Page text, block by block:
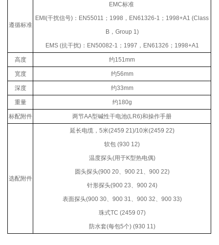
遵循标准
EMC标准
EMI(干扰信号) ： EN55011 ； 1998 ， EN61326-1 ； 1998+A1 (Class
B， Group 1)
EMS (抗干扰)： EN50082-1 ； 1997 ， EN61326 ； 1998+A1
高度 约151mm
宽度 约56mm
深度 约33mm
重量 约180g
标配附件 两节AA型碱性干电池(LR6)和操作手册
选配附件
延长电缆， 5米(2459 21)/10米(2459 22)
软包 (930 12)
温度探头(用于K型热电偶)
圆头探头(900 20、 900 21
900 22)
针形探头(900 23
900 24)
表面探头(900 30、 900 31 900 32
900 33)
珠式TC (2459 07)
防水套(每包5个) (930 11)